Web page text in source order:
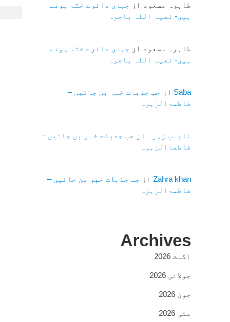
طاہرہ مسعود از جہاں دائرے ختم ہوتے
ہیں- نعیم اللہ باجوہ
طاہرہ مسعود از جہاں دائرے ختم ہوتے
ہیں- نعیم اللہ باجوہ
Saba از جب جذبات خبر بن جائیں –
فاطمۃالزہرہ
نایاب زہرہ از جب جذبات خبر بن جائیں –
فاطمۃالزہرہ
Zahra khanاز جب جذبات خبر بن جائیں –
فاطمۃالزہرہ
Archives
اگست 2026
جولائی 2026
جون 2026
مئی 2026